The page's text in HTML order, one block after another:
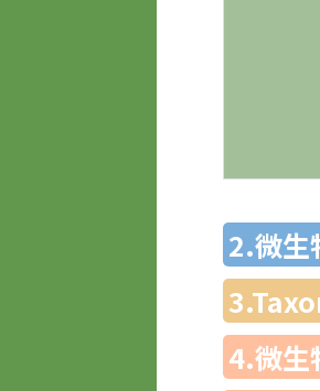
2.微生
4.微生